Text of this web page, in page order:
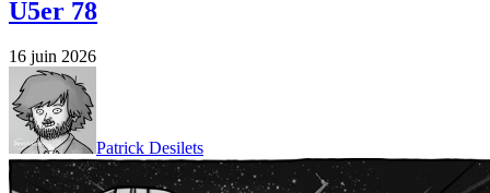
U5er 78
16 juin 2026
Patrick Desilets